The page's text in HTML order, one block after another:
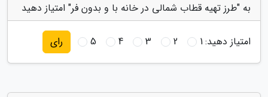
به "طرز تهیه قطاب شمالی در خانه با و بدون فر" امتیاز دهید
امتیاز دهید:1
2
3
4
5 رای